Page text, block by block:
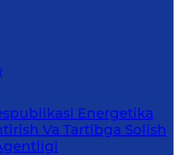
Energetika
Va Tartibga Solish